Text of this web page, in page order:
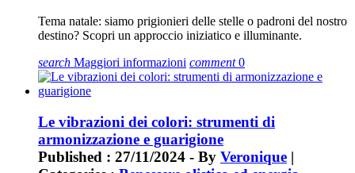
Tema natale: siamo prigionieri delle stelle o padroni del nostro
destino? Scopri un approccio iniziatico e illuminante.
search Maggiori informazioni comment0
Le vibrazioni dei colori: strumenti di
armonizzazione e guarigione
Published : 27/11/2024 - By Veronique |